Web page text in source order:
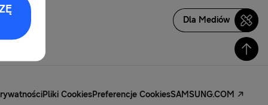
Dla Mediów
Pliki CookiesPreferencje CookiesSAMSUNG.COM